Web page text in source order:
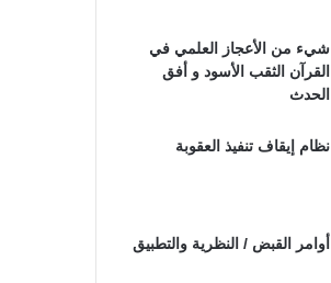
شيء من الأعجاز العلمي في
القرآن الثقب الأسود و أفق
الحدث
نظام إيقاف تنفيذ العقوبة
أوامر القبض / النظرية والتطبيق